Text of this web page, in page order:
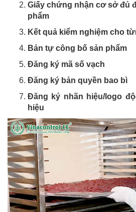
Giấy chứng nhận cơ sở đủ
phẩm
Kết quả kiểm nghiệm cho
Bản tự công bố sản phẩm
Đăng ký mã số vạch
Đăng ký bản quyền bao bì
Đăng ký nhãn hiệu/logo
hiệu